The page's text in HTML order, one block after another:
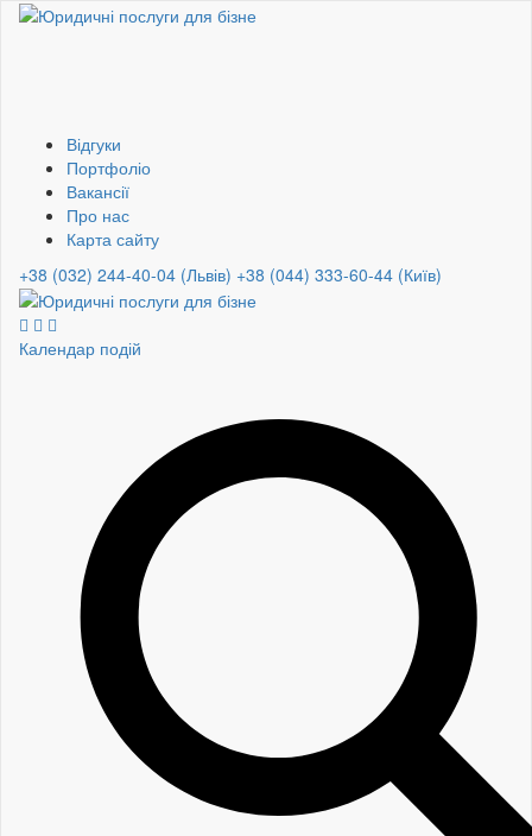
Відгуки
Портфоліо
Вакансії
Про нас
Карта сайту
+38 (032) 244-40-04 (Львів) +38 (044) 333-60-44 (Київ)
Календар подій